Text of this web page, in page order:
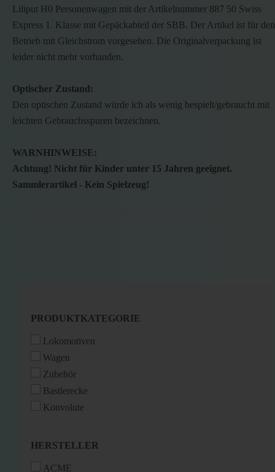
Liliput H0 Personenwagen mit der Artikelnummer 887 50 Swiss
Express 1. Klasse mit Gepäckabteil der SBB. Der Artikel ist für den
Betrieb mit Gleichstrom vorgesehen. Die Originalverpackung ist
leider nicht mehr vorhanden.
Optischer Zustand:
Den optischen Zustand würde ich als wenig bespielt/gebraucht mit
leichten Gebrauchsspuren bezeichnen.
WARNHINWEISE:
Achtung! Nicht für Kinder unter 15 Jahren geeignet.
Sammlerartikel - Kein Spielzeug!
PRODUKTKATEGORIE
PRODUKTKATEGORIE
Lokomotiven
Wagen
Zubehör
Bastlerecke
Konvolute
HERSTELLER
HERSTELLER
ACME